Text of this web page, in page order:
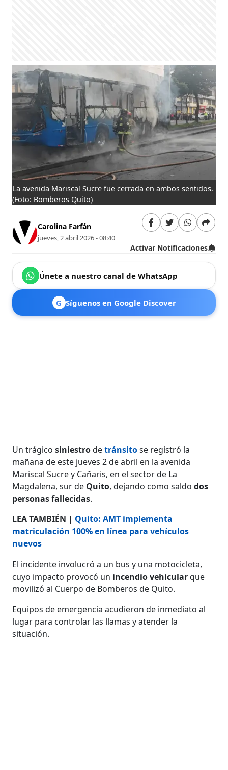
La avenida Mariscal Sucre fue cerrada en ambos sentidos.
(Foto: Bomberos Quito)
Carolina Farfán
jueves, 2 abril 2026 - 08:40
Activar Notificaciones
Únete a nuestro canal de WhatsApp
G Síguenos en Google Discover
Un trágicosiniestrodetránsitose registró la
mañana de este jueves 2 de abril en la avenida
Mariscal Sucre y Cañaris, en el sector de La
Magdalena, sur de Quito, dejando como saldodos
personas fallecidas.
LEA TAMBIÉN | Quito: AMT implementa
matriculación 100% en línea para vehículos
nuevos
El incidente involucró a un bus y una motocicleta,
cuyo impacto provocó un incendio vehicularque
movilizó al Cuerpo de Bomberos de Quito.
Equipos de emergencia acudieron de inmediato al
lugar para controlar las llamas y atender la
situación.